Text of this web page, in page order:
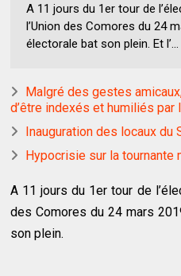
A 11 jours du 1er tour de
l’Union des Comores du 24
électorale bat son plein. Et l’...
Malgré des gestes
d’être indexés et humiliés
Inauguration des locaux du
Hypocrisie sur la tournante
A 11 jours du 1er tour de
des Comores du 24 mars
son plein.